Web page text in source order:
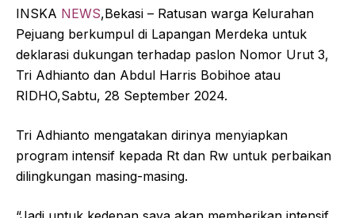
INSKA NEWS,Bekasi – Ratusan warga Kelurahan
Pejuang berkumpul di Lapangan Merdeka untuk
deklarasi dukungan terhadap paslon Nomor Urut 3,
Tri Adhianto dan Abdul Harris Bobihoe atau
RIDHO,Sabtu, 28 September 2024.
Tri Adhianto mengatakan dirinya menyiapkan
program intensif kepada Rt dan Rw untuk perbaikan
dilingkungan masing-masing.